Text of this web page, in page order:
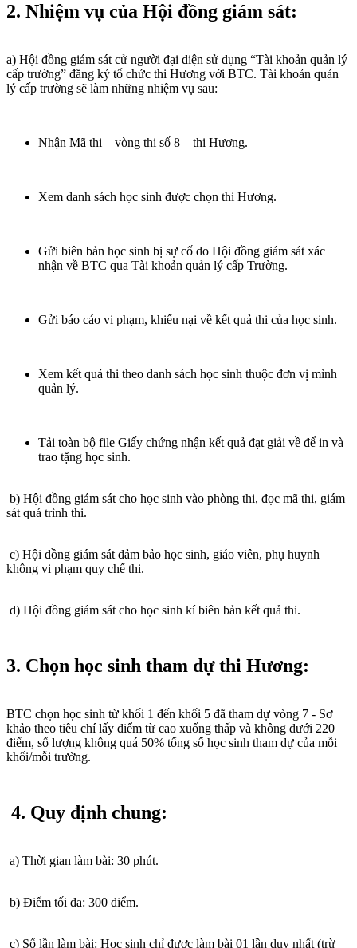
2. Nhiệm vụ của Hội đồng giám sát:
a) Hội đồng giám sát cử người đại diện sử dụng “Tài khoản quản lý
cấp trường” đăng ký tổ chức thi Hương với BTC. Tài khoản quản
lý cấp trường sẽ làm những nhiệm vụ sau:
Nhận Mã thi – vòng thi số 8 – thi Hương.
Xem danh sách học sinh được chọn thi Hương.
Gửi biên bản học sinh bị sự cố do Hội đồng giám sát xác
nhận về BTC qua Tài khoản quản lý cấp Trường.
Gửi báo cáo vi phạm, khiếu nại về kết quả thi của học sinh.
Xem kết quả thi theo danh sách học sinh thuộc đơn vị mình
quản lý.
Tải toàn bộ file Giấy chứng nhận kết quả đạt giải về để in và
trao tặng học sinh.
b) Hội đồng giám sát cho học sinh vào phòng thi, đọc mã thi, giám
sát quá trình thi.
c) Hội đồng giám sát đảm bảo học sinh, giáo viên, phụ huynh
không vi phạm quy chế thi.
d) Hội đồng giám sát cho học sinh kí biên bản kết quả thi.
3. Chọn học sinh tham dự thi Hương:
BTC chọn học sinh từ khối 1 đến khối 5 đã tham dự vòng 7 - Sơ
khảo theo tiêu chí lấy điểm từ cao xuống thấp và không dưới 220
điểm, số lượng không quá 50% tổng số học sinh tham dự của mỗi
khối/mỗi trường.
4. Quy định chung:
a) Thời gian làm bài: 30 phút.
b) Điểm tối đa: 300 điểm.
c) Số lần làm bài: Học sinh chỉ được làm bài 01 lần duy nhất (trừ